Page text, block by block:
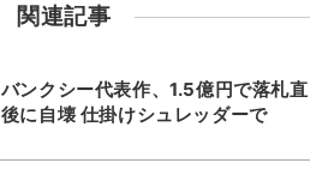
関連記事
バンクシー代表作、1.5億円で落札直
後に自壊 仕掛けシュレッダーで